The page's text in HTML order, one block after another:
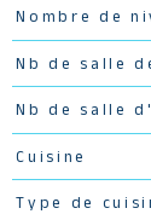
Nombre de
Nb de salle
Nb de salle
Cuisine
Type de